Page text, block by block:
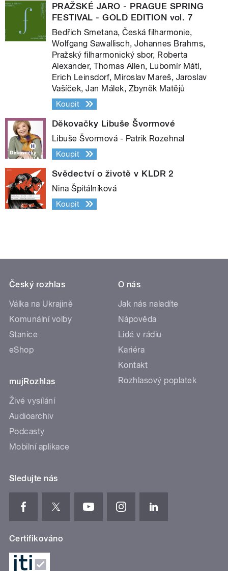
PRAŽSKÉ JARO - PRAGUE SPRING
FESTIVAL - GOLD EDITION vol. 7
Bedřich Smetana, Česká filharmonie,
Wolfgang Sawallisch, Johannes Brahms,
Pražský filharmonický sbor, Roberta
Alexander, Thomas Allen, Lubomír Mátl,
Erich Leinsdorf, Miroslav Mareš, Jaroslav
Vašíček, Jan Málek, Zbyněk Matějů
Koupit
Děkovačky Libuše Švormové
Libuše Švormová - Patrik Rozehnal
Koupit
Svědectví o životě v KLDR 2
Nina Špitálníková
Koupit
Český rozhlas
Válka na Ukrajině
Komunální volby
Stanice
eShop
mujRozhlas
Živé vysílání
Audioarchiv
Podcasty
Mobilní aplikace
O nás
Jak nás naladíte
Nápověda
Lidé v rádiu
Kariéra
Kontakt
Rozhlasový poplatek
Sledujte nás
Certifikováno